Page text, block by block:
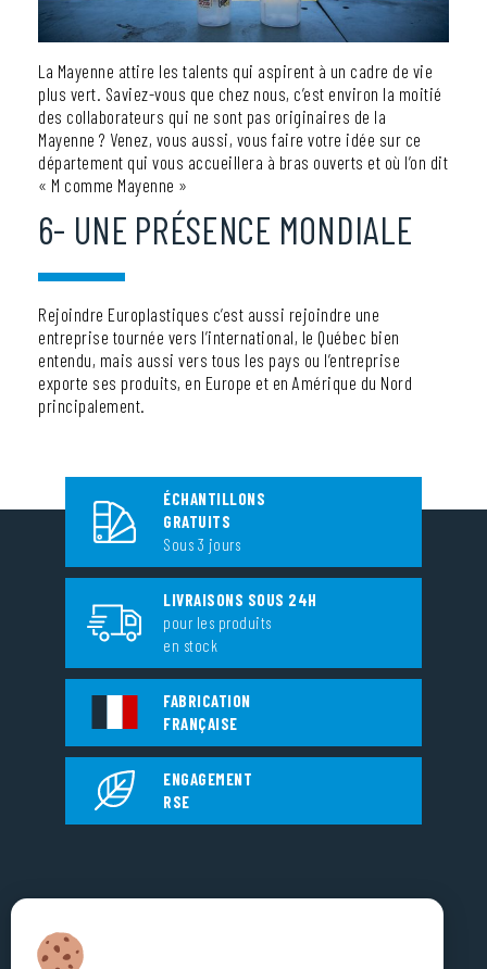
La Mayenne attire les talents qui aspirent à un cadre de vie
plus vert. Saviez-vous que chez nous, c’est environ la moitié
des collaborateurs qui ne sont pas originaires de la
Mayenne ? Venez, vous aussi, vous faire votre idée sur ce
département qui vous accueillera à bras ouverts et où l’on dit
« M comme Mayenne »
6- UNE PRÉSENCE MONDIALE
Rejoindre Europlastiques c’est aussi rejoindre une
entreprise tournée vers l’international, le Québec bien
entendu, mais aussi vers tous les pays ou l’entreprise
exporte ses produits, en Europe et en Amérique du Nord
principalement.
5, Rue Jean Dausset
Zone d’Activité des Grands Prés
ÉCHANTILLONS
GRATUITS
Sous 3 jours
LIVRAISONS SOUS 24H
pour les produits
en stock
FABRICATION
FRANÇAISE
ENGAGEMENT
RSE